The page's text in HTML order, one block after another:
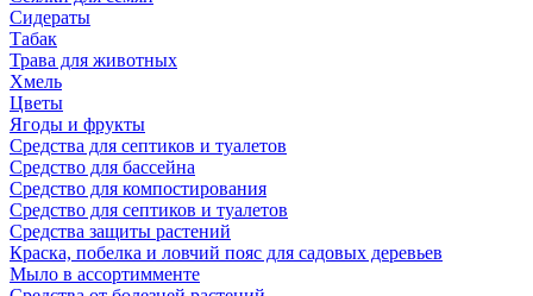
Сидераты
Табак
Трава для животных
Хмель
Цветы
Ягоды и фрукты
Средства для септиков и туалетов
Средство для бассейна
Средство для компостирования
Средство для септиков и туалетов
Средства защиты растений
Краска, побелка и ловчий пояс для садовых деревьев
Мыло в ассортимменте